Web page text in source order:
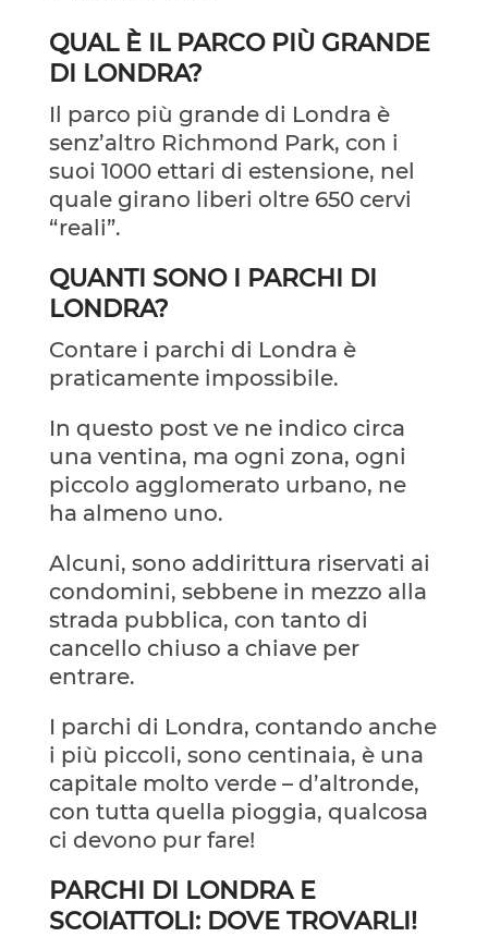
QUAL È IL PARCO PIÙ GRANDE
DI LONDRA?
Il parco più grande di Londra è
senz’altro Richmond Park, con i
suoi 1000 ettari di estensione, nel
quale girano liberi oltre 650 cervi
“reali”.
QUANTI SONO I PARCHI DI
LONDRA?
Contare i parchi di Londra è
praticamente impossibile.
In questo post ve ne indico circa
una ventina, ma ogni zona, ogni
piccolo agglomerato urbano, ne
ha almeno uno.
Alcuni, sono addirittura riservati ai
condomini, sebbene in mezzo alla
strada pubblica, con tanto di
cancello chiuso a chiave per
entrare.
I parchi di Londra, contando anche
i più piccoli, sono centinaia, è una
capitale molto verde – d’altronde,
con tutta quella pioggia, qualcosa
ci devono pur fare!
PARCHI DI LONDRA E
SCOIATTOLI: DOVE TROVARLI!